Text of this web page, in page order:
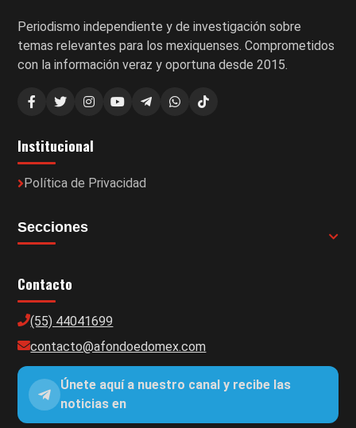
Periodismo independiente y de investigación sobre
temas relevantes para los mexiquenses. Comprometidos
con la información veraz y oportuna desde 2015.
Institucional
Política de Privacidad
Secciones
Contacto
(55) 44041699
contacto@afondoedomex.com
Únete aquí a nuestro canal y recibe las
noticias en